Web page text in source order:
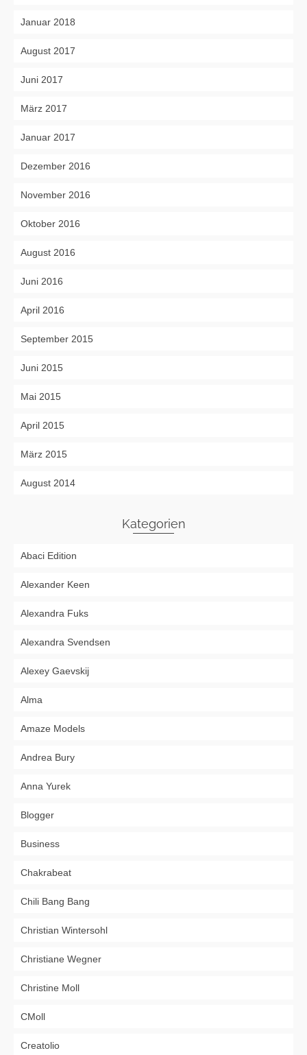
Januar 2018
August 2017
Juni 2017
März 2017
Januar 2017
Dezember 2016
November 2016
Oktober 2016
August 2016
Juni 2016
April 2016
September 2015
Juni 2015
Mai 2015
April 2015
März 2015
August 2014
Kategorien
Abaci Edition
Alexander Keen
Alexandra Fuks
Alexandra Svendsen
Alexey Gaevskij
Alma
Amaze Models
Andrea Bury
Anna Yurek
Blogger
Business
Chakrabeat
Chili Bang Bang
Christian Wintersohl
Christiane Wegner
Christine Moll
CMoll
Creatolio